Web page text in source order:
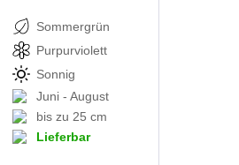
Sommergrün
Purpurviolett
Sonnig
Juni - August
bis zu 25 cm
Lieferbar